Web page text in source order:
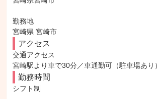
勤務地
宮崎県 宮崎市
アクセス
交通アクセス
宮崎駅より車で30分／車通勤可（駐車場あり）
勤務時間
シフト制